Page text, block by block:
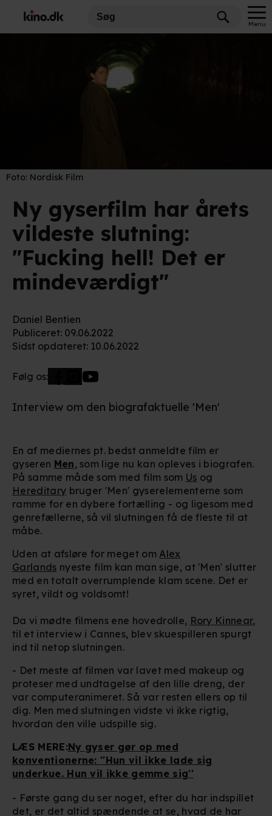
Menu
Foto: Nordisk Film
Ny gyserfilm har årets
vildeste slutning:
"Fucking hell! Det er
mindeværdigt"
Daniel Bentien
Publiceret: 09.06.2022
Sidst opdateret: 10.06.2022
Følg os:
Interview om den biografaktuelle 'Men'
En af mediernes pt. bedst anmeldte film er
gyseren Men, som lige nu kan opleves i biografen.
På samme måde som med film som Us og
Hereditary bruger 'Men' gyserelementerne som
ramme for en dybere fortælling - og ligesom med
genrefællerne, så vil slutningen få de fleste til at
måbe.
Uden at afsløre for meget om Alex
Garlands nyeste film kan man sige, at 'Men' slutter
med en totalt overrumplende klam scene. Det er
syret, vildt og voldsomt!
Da vi mødte filmens ene hovedrolle, Rory Kinnear,
til et interview i Cannes, blev skuespilleren spurgt
ind til netop slutningen.
- Det meste af filmen var lavet med makeup og
proteser med undtagelse af den lille dreng, der
var computeranimeret. Så var resten ellers op til
dig. Men med slutningen vidste vi ikke rigtig,
hvordan den ville udspille sig.
LÆS MERE:Ny gyser gør op med
konventionerne: ''Hun vil ikke lade sig
underkue. Hun vil ikke gemme sig''
- Første gang du ser noget, efter du har indspillet
det, er det altid spændende at se, hvad de har